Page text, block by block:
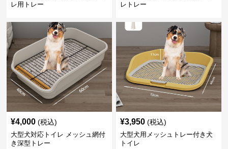
レ用トレー
レトレー
¥4,000 (税込)
大型犬対応トイレ メッシュ網付
き深型トレー
¥3,950 (税込)
大型犬用メッシュトレー付き犬
トイレ